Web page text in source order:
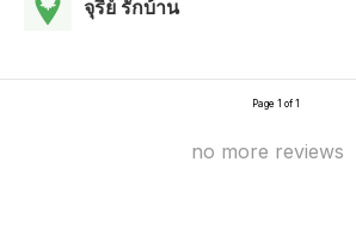
จุรีย์ รักบ้าน
Page 1 of 1
no more reviews